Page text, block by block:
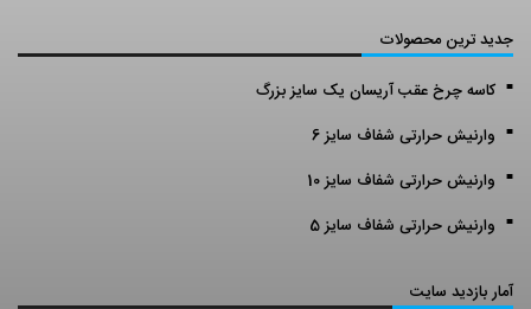
جدید ترین محصولات
کاسه چرخ عقب آریسان یک سایز بزرگ
وارنیش حرارتی شفاف سایز 6
وارنیش حرارتی شفاف سایز 10
وارنیش حرارتی شفاف سایز 5
آمار بازدید سایت